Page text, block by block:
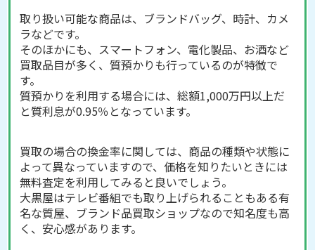
取り扱い可能な商品は、ブランドバッグ、時計、カメ
ラなどです。
そのほかにも、スマートフォン、電化製品、お酒など
買取品目が多く、質預かりも行っているのが特徴で
す。
質預かりを利用する場合には、総額1,000万円以上だ
と質利息が0.95％となっています。
買取の場合の換金率に関しては、商品の種類や状態に
よって異なっていますので、価格を知りたいときには
無料査定を利用してみると良いでしょう。
大黒屋はテレビ番組でも取り上げられることもある有
名な質屋、ブランド品買取ショップなので知名度も高
く、安心感があります。